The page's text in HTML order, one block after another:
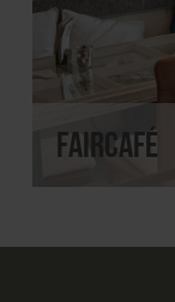
FairCafé